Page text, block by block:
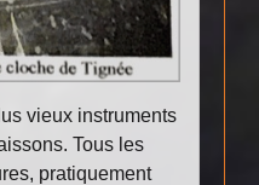
vieux instruments
Tous les
pratiquement